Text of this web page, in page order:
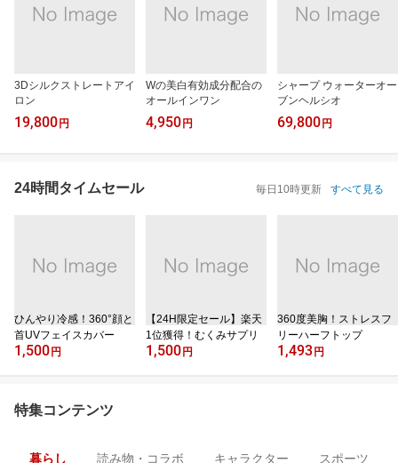
3Dシルクストレートアイ
ロン
19,800 円
Wの美白有効成分配合の
オールインワン
4,950 円
シャープ ウォーターオー
ブンヘルシオ
69,800 円
24時間タイムセール 毎日10時更新 すべて見る
ひんやり冷感！360°顔と
首UVフェイスカバー
1,500 円
【24H限定セール】楽天
1位獲得！むくみサプリ
1,500 円
360度美胸！ストレスフ
リーハーフトップ
1,493 円
特集コンテンツ
暮らし 読み物・コラボ キャラクター スポーツ